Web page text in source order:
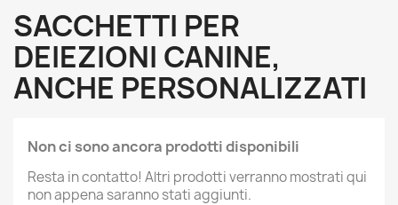
SACCHETTI PER
DEIEZIONI CANINE,
ANCHE PERSONALIZZATI
Non ci sono ancora prodotti disponibili
Resta in contatto! Altri prodotti verranno mostrati qui
non appena saranno stati aggiunti.